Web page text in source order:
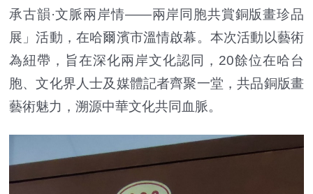
承古韻·文脈兩岸情——兩岸同胞共賞銅版畫珍品
展」活動，在哈爾濱市溫情啟幕。本次活動以藝術
為紐帶，旨在深化兩岸文化認同，20餘位在哈台
胞、文化界人士及媒體記者齊聚一堂，共品銅版畫
藝術魅力，溯源中華文化共同血脈。